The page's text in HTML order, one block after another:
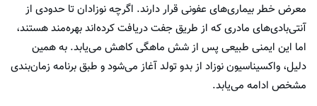
معرض خطر بیماری‌های عفونی قرار دارند. اگرچه نوزادان تا حدودی از
آنتی‌بادی‌های مادری که از طریق جفت دریافت کرده‌اند بهره‌مند هستند،
اما این ایمنی طبیعی پس از شش ماهگی کاهش می‌یابد. به همین
دلیل، واکسیناسیون نوزاد از بدو تولد آغاز می‌شود و طبق برنامه زمان‌بندی
مشخص ادامه می‌یابد.